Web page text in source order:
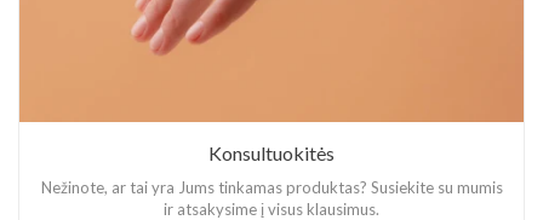
Konsultuokitės
Nežinote, ar tai yra Jums tinkamas produktas? Susiekite su mumis
ir atsakysime į visus klausimus.